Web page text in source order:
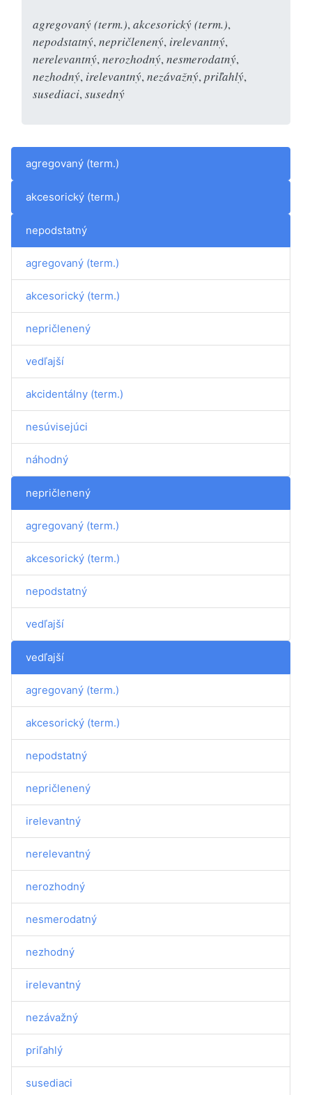
agregovaný (term.), akcesorický (term.),
nepodstatný, nepričlenený, irelevantný,
nerelevantný, nerozhodný, nesmerodatný,
nezhodný, irelevantný, nezávažný, priľahlý,
susediaci, susedný
agregovaný (term.)
akcesorický (term.)
nepodstatný
agregovaný (term.)
akcesorický (term.)
nepričlenený
vedľajší
akcidentálny (term.)
nesúvisejúci
náhodný
nepričlenený
agregovaný (term.)
akcesorický (term.)
nepodstatný
vedľajší
vedľajší
agregovaný (term.)
akcesorický (term.)
nepodstatný
nepričlenený
irelevantný
nerelevantný
nerozhodný
nesmerodatný
nezhodný
irelevantný
nezávažný
priľahlý
susediaci